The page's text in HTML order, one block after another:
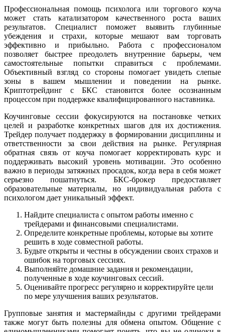
Профессиональная помощь психолога или торгового коуча
может стать катализатором качественного роста ваших
результатов. Специалист поможет выявить глубинные
убеждения и страхи, которые мешают вам торговать
эффективно и прибыльно. Работа с профессионалом
позволяет быстрее преодолеть внутренние барьеры, чем
самостоятельные попытки справиться с проблемами.
Объективный взгляд со стороны помогает увидеть слепые
зоны в вашем мышлении и поведении на рынке.
Криптотрейдинг с БКС становится более осознанным
процессом при поддержке квалифицированного наставника.
Коучинговые сессии фокусируются на постановке четких
целей и разработке конкретных шагов для их достижения.
Трейдер получает поддержку в формировании дисциплины и
ответственности за свои действия на рынке. Регулярная
обратная связь от коуча помогает корректировать курс и
поддерживать высокий уровень мотивации. Это особенно
важно в периоды затяжных просадок, когда вера в себя может
серьезно пошатнуться. БКС-брокер предоставляет
образовательные материалы, но индивидуальная работа с
психологом дает уникальный эффект.
Найдите специалиста с опытом работы именно с
трейдерами и финансовыми специалистами.
Определите конкретные проблемы, которые вы хотите
решить в ходе совместной работы.
Будьте открыты и честны в обсуждении своих страхов и
ошибок на торговых сессиях.
Выполняйте домашние задания и рекомендации,
полученные в ходе коучинговых сессий.
Оценивайте прогресс регулярно и корректируйте цели
по мере улучшения ваших результатов.
Групповые занятия и мастермайнды с другими трейдерами
также могут быть полезны для обмена опытом. Общение с